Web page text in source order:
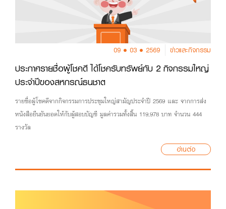
09 • 03 • 2569 ข่าวและกิจกรรม
ประกาศรายชื่อผู้โชคดี ได้โชครับทรัพย์กับ 2 กิจกรรมใหญ่
ประจำปีของสหกรณ์ธนชาต
รายชื่อผู้โชคดีจากกิจกรรมการประชุมใหญ่สามัญประจำปี 2569 และ จากการส่ง
หนังสือยืนยันยอดให้กับผู้สอบบัญชี มูลค่ารวมทั้งสิ้น 119,978 บาท จำนวน 444
รางวัล
อ่านต่อ